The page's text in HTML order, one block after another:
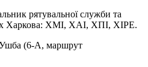
рятувальної служби та
Харкова: ХМІ, ХАІ, ХПІ, ХІРЕ.
Ушба (6-А, маршрут